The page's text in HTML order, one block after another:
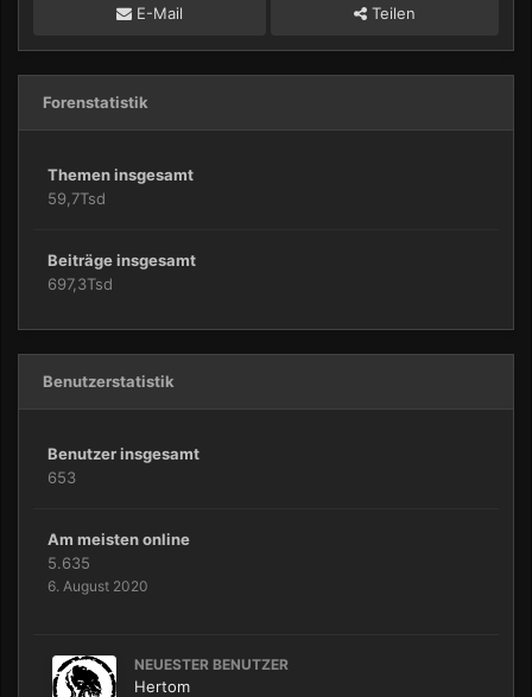
E-Mail Teilen
Forenstatistik
Themen insgesamt
59,7Tsd
Beiträge insgesamt
697,3Tsd
Benutzerstatistik
Benutzer insgesamt
653
Am meisten online
5.635
6. August 2020
NEUESTER BENUTZER
Hertom